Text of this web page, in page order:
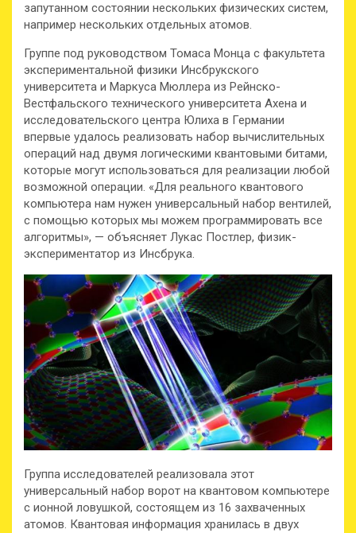
запутанном состоянии нескольких физических систем,
например нескольких отдельных атомов.
Группе под руководством Томаса Монца с факультета
экспериментальной физики Инсбрукского
университета и Маркуса Мюллера из Рейнско-
Вестфальского технического университета Ахена и
исследовательского центра Юлиха в Германии
впервые удалось реализовать набор вычислительных
операций над двумя логическими квантовыми битами,
которые могут использоваться для реализации любой
возможной операции. «Для реального квантового
компьютера нам нужен универсальный набор вентилей,
с помощью которых мы можем программировать все
алгоритмы», — объясняет Лукас Постлер, физик-
экспериментатор из Инсбрука.
Группа исследователей реализовала этот
универсальный набор ворот на квантовом компьютере
с ионной ловушкой, состоящем из 16 захваченных
атомов. Квантовая информация хранилась в двух